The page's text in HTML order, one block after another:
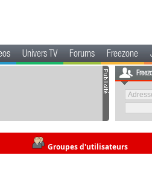
Univers TV Forums Freezone
Groupes d'utilisateurs